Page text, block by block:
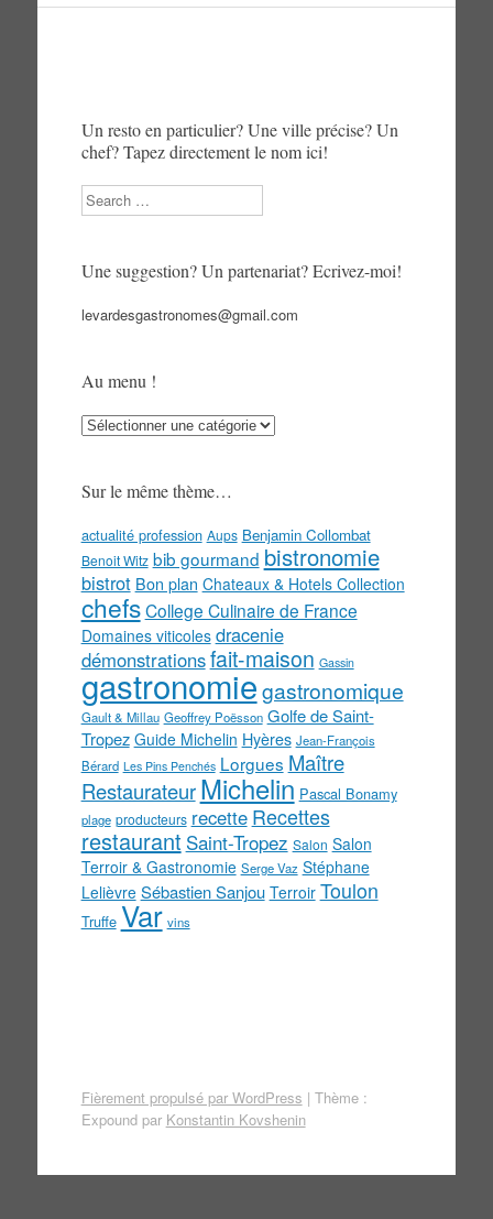
Un resto en particulier? Une ville précise? Un
chef? Tapez directement le nom ici!
Search
Une suggestion? Un partenariat? Ecrivez-moi!
levardesgastronomes@gmail.com
Au menu !
Au
Sur le même thème…
actualité profession Aups Benjamin Collombat
Benoit Witz bib gourmand bistronomie
bistrot Bon plan Chateaux & Hotels Collection
chefs College Culinaire de France
Domaines viticoles dracenie
démonstrationsfait-maison Gassin
gastronomiegastronomique
Gault & Millau Geoffrey Poësson Golfe de Saint-
Tropez Guide Michelin Hyères Jean-François
Bérard Les Pins Penchés Lorgues Maître
Restaurateur Michelin Pascal Bonamy
plage producteurs recette Recettes
restaurant Saint-Tropez Salon Salon
Terroir & Gastronomie Serge Vaz Stéphane
Lelièvre Sébastien Sanjou Terroir Toulon
Truffe Var vins
Fièrement propulsé par WordPress | Thème :
Expound par Konstantin Kovshenin